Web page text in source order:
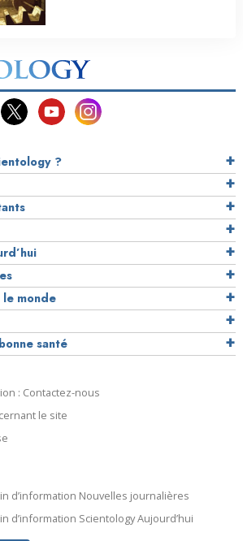
?
le monde
santé
: Contactez-nous
le site
d’information Nouvelles journalières
d’information Scientology Aujourd’hui